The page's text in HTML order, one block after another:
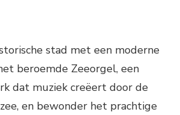
stad met een moderne
beroemde Zeeorgel, een
dat muziek creëert door de
en bewonder het prachtige